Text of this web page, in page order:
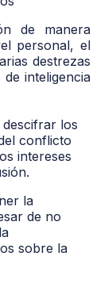
de manera
personal, el
destrezas
inteligencia
los
conflicto
intereses
la
de no
sobre la